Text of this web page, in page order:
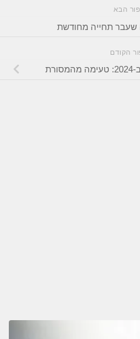
הבא
תחייה מחודשת
הקודם